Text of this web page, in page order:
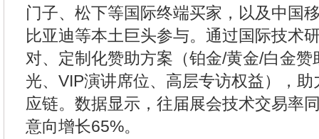
门子、松下等国际终端买家，以及中国
比亚迪等本土巨头参与。通过国际技术
对、定制化赞助方案（铂金/黄金/白金
光、VIP演讲席位、高层专访权益），
应链。数据显示，往届展会技术交易率
意向增长65%。